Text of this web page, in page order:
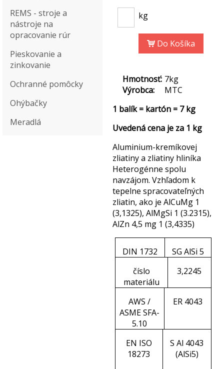
REMS - stroje a
nástroje na
opracovanie rúr
Pieskovanie a
zinkovanie
Ochranné pomôcky
Ohýbačky
Meradlá
kg
Do Košíka
Hmotnosť: 7kg
Výrobca:
MTC
1 balík = kartón = 7 kg
Uvedená cena je za 1 kg
Aluminium-kremíkovej
zliatiny a zliatiny hliníka
Heterogénne spolu
navzájom. Vzhľadom k
tepelne spracovateľných
zliatin, ako je AlCuMg 1
(3,1325), AlMgSi 1 (3.2315),
AlZn 4,5 mg 1 (3,4335)
DIN 1732
SG AlSi 5
číslo
materiálu
3,2245
AWS /
ASME SFA-
5.10
ER 4043
EN ISO
18273
S Al 4043
(AlSi5)